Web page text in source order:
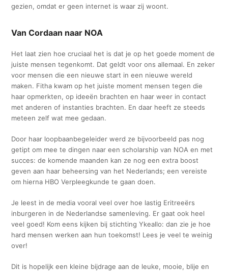
gezien, omdat er geen internet is waar zij woont.
Van Cordaan naar NOA
Het laat zien hoe cruciaal het is dat je op het goede moment de
juiste mensen tegenkomt. Dat geldt voor ons allemaal. En zeker
voor mensen die een nieuwe start in een nieuwe wereld
maken. Fitha kwam op het juiste moment mensen tegen die
haar opmerkten, op ideeën brachten en haar weer in contact
met anderen of instanties brachten. En daar heeft ze steeds
meteen zelf wat mee gedaan.
Door haar loopbaanbegeleider werd ze bijvoorbeeld pas nog
getipt om mee te dingen naar een scholarship van NOA en met
succes: de komende maanden kan ze nog een extra boost
geven aan haar beheersing van het Nederlands; een vereiste
om hierna HBO Verpleegkunde te gaan doen.
Je leest in de media vooral veel over hoe lastig Eritreeërs
inburgeren in de Nederlandse samenleving. Er gaat ook heel
veel goed! Kom eens kijken bij stichting Ykeallo: dan zie je hoe
hard mensen werken aan hun toekomst! Lees je veel te weinig
over!
Dit is hopelijk een kleine bijdrage aan de leuke, mooie, blije en